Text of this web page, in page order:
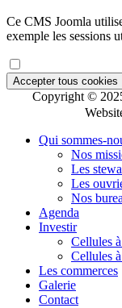
Ce CMS Joomla
exemple les sessions
Accepter tous cookies
Copyright ©
Qui sommes-
Nos
Les
Les
Nos
Agenda
Investir
Cellules
Cellules
Les commerces
Galerie
Contact